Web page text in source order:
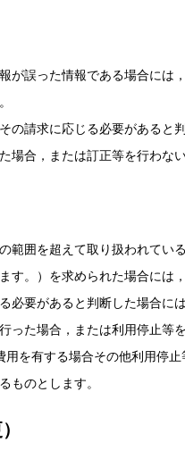
が誤った情報である場合には
の請求に応じる必要があると
場合，または訂正等を行わな
範囲を超えて取り扱われて
す。）を求められた場合には
必要があると判断した場合に
った場合，または利用停止等
を有する場合その他利用停
ものとします。